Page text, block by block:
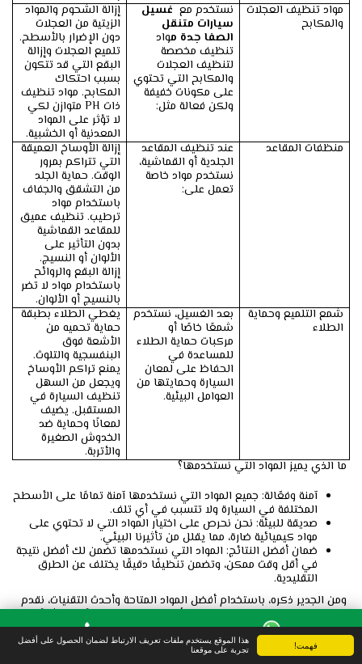
فهمت!
هذا الموقع يستخدم ملفات تعريف الارتباط لضمان الحصول على أفضل
تجربة على موقعنا
مواد تنظيف العجلات
والمكابح
نستخدم مع غسيل
سيارات متنقل
الصفا جدة مواد
تنظيف مخصصة
لتنظيف العجلات
والمكابح التي تحتوي
على مكونات خفيفة
ولكن فعالة مثل:
إزالة الشحوم والمواد
الزيتية من العجلات
دون الإضرار بالأسطح.
تلميع العجلات وإزالة
البقع التي قد تتكون
بسبب احتكاك
المكابح. مواد تنظيف
ذات PH متوازن لكي
لا تؤثر على المواد
المعدنية أو الخشبية.
منظفات المقاعد
عند تنظيف المقاعد
الجلدية أو القماشية،
نستخدم مواد خاصة
تعمل على:
إزالة الأوساخ العميقة
التي تتراكم بمرور
الوقت. حماية الجلد
من التشقق والجفاف
باستخدام مواد
ترطيب. تنظيف عميق
للمقاعد القماشية
بدون التأثير على
الألوان أو النسيج.
إزالة البقع والروائح
باستخدام مواد لا تضر
بالنسيج أو الألوان.
شمع التلميع وحماية
الطلاء
بعد الغسيل، نستخدم
شمعًا خاصًا أو
مركبات حماية الطلاء
للمساعدة في
الحفاظ على لمعان
السيارة وحمايتها من
العوامل البيئية.
يغطي الطلاء بطبقة
حماية تحميه من
الأشعة فوق
البنفسجية والتلوث.
يمنع تراكم الأوساخ
ويجعل من السهل
تنظيف السيارة في
المستقبل. يضيف
لمعانًا وحماية ضد
الخدوش الصغيرة
والأتربة.
ما الذي يميز المواد التي نستخدمها؟
آمنة وفعّالة: جميع المواد التي نستخدمها آمنة تمامًا على الأسطح
المختلفة في السيارة ولا تتسبب في أي تلف.
صديقة للبيئة: نحن نحرص على اختيار المواد التي لا تحتوي على
مواد كيميائية ضارة، مما يقلل من تأثيرنا البيئي.
ضمان أفضل النتائج: المواد التي نستخدمها تضمن لك أفضل نتيجة
في أقل وقت ممكن، وتضمن تنظيفًا دقيقًا يختلف عن الطرق
التقليدية.
ومن الجدير ذكره، باستخدام أفضل المواد المتاحة وأحدث التقنيات، نقدم
لك غسيل سيارات متنقل في جدة . بأسلوب يضمن لك نتائج استثنائية، مع
الحفاظ على سلامة سيارتك وحماية البيئة.
الهاتف